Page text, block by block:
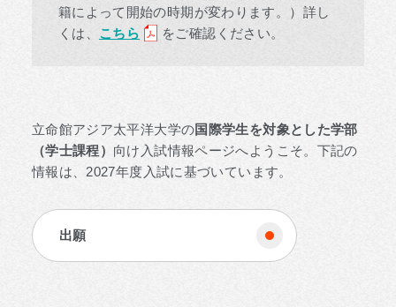
籍によって開始の時期が変わります。）詳し
くは、 こちら をご確認ください。
立命館アジア太平洋大学の国際学生を対象とした学部
（学士課程） 向け入試情報ページへようこそ。下記の
情報は、2027年度入試に基づいています。
出願